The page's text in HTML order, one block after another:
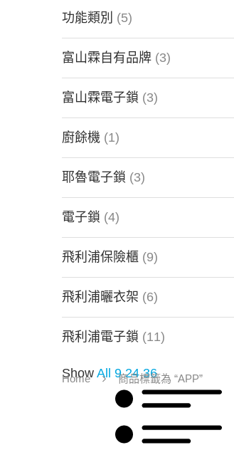
功能類別 (5)
富山霖自有品牌 (3)
富山霖電子鎖 (3)
廚餘機 (1)
耶魯電子鎖 (3)
電子鎖 (4)
飛利浦保險櫃 (9)
飛利浦曬衣架 (6)
飛利浦電子鎖 (11)
Home 商品標籤為 “APP”
Show All 92436